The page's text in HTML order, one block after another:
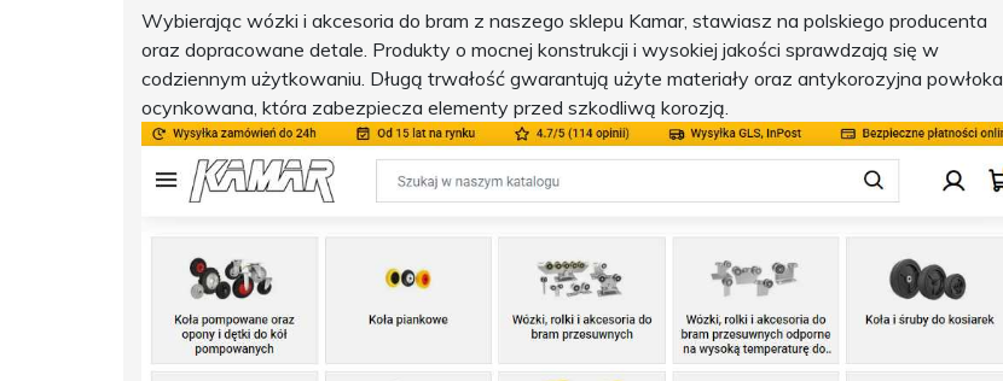
Wybierając wózki i akcesoria do bram z naszego sklepu Kamar, stawiasz na polskiego producenta
oraz dopracowane detale. Produkty o mocnej konstrukcji i wysokiej jakości sprawdzają się w
codziennym użytkowaniu. Długą trwałość gwarantują użyte materiały oraz antykorozyjna powłoka
ocynkowana, która zabezpiecza elementy przed szkodliwą korozją.